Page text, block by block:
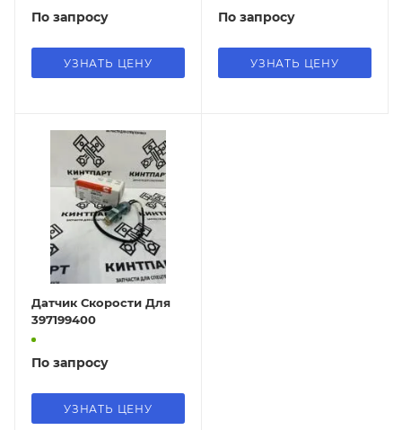
По запросу
УЗНАТЬ ЦЕНУ
По запросу
УЗНАТЬ ЦЕНУ
Датчик Скорости Для
397199400
По запросу
УЗНАТЬ ЦЕНУ